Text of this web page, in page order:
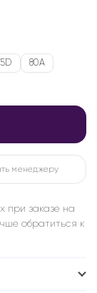
80A
менеджеру
при заказе на
обратиться к